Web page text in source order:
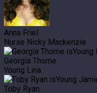
Anna Friel
Nurse Nicky Mackenzie
Georgia Thorne
Young Lina
Toby Ryan